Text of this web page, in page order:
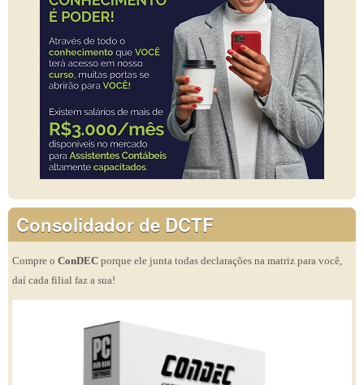
Consolidador de DCTF
Compre o ConDEC porque ele junta todas declarações na matriz para você,
daí cada filial faz a sua!